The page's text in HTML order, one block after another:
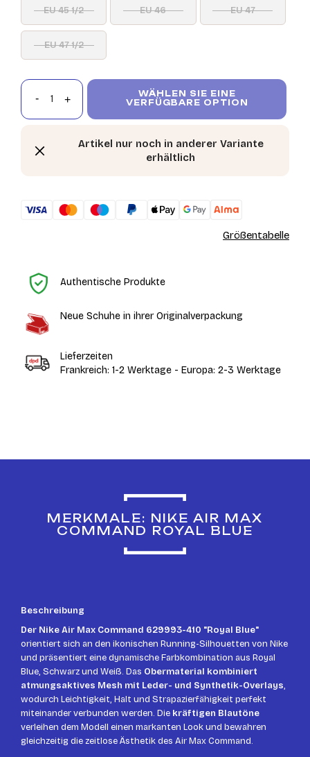
EU 45 1/2 EU 46 EU 47
EU 47 1/2
WÄHLEN SIE EINE
VERFÜGBARE OPTION
Artikel nur noch in anderer Variante
erhältlich
Größentabelle
Authentische Produkte
Neue Schuhe in ihrer Originalverpackung
Lieferzeiten
Frankreich: 1-2 Werktage - Europa: 2-3 Werktage
MERKMALE: NIKE AIR MAX
COMMAND ROYAL BLUE
Beschreibung
Der Nike Air Max Command 629993-410 "Royal Blue"
orientiert sich an den ikonischen Running-Silhouetten von Nike
und präsentiert eine dynamische Farbkombination aus Royal
Blue, Schwarz und Weiß. Das Obermaterial kombiniert
atmungsaktives Mesh mit Leder- und Synthetik-Overlays,
wodurch Leichtigkeit, Halt und Strapazierfähigkeit perfekt
miteinander verbunden werden. Die kräftigen Blautöne
verleihen dem Modell einen markanten Look und bewahren
gleichzeitig die zeitlose Ästhetik des Air Max Command.